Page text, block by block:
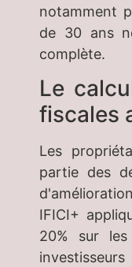
notamment
de 30 ans
complète.
Le
fiscales
Les
partie des
IFICI+
20% sur les